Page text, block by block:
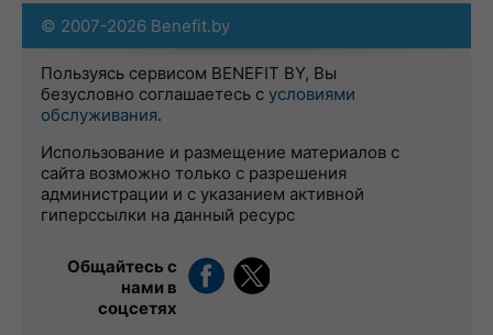
© 2007-2026 Benefit.by
Пользуясь сервисом BENEFIT BY, Вы
безусловно соглашаетесь с условиями
обслуживания.
Использование и размещение материалов с
сайта возможно только с разрешения
администрации и с указанием активной
гиперссылки на данный ресурс
Общайтесь с
нами в
соцсетях